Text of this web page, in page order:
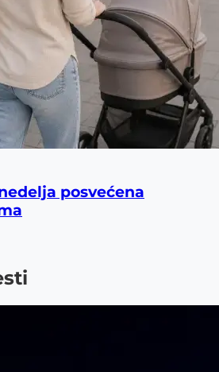
posvećena